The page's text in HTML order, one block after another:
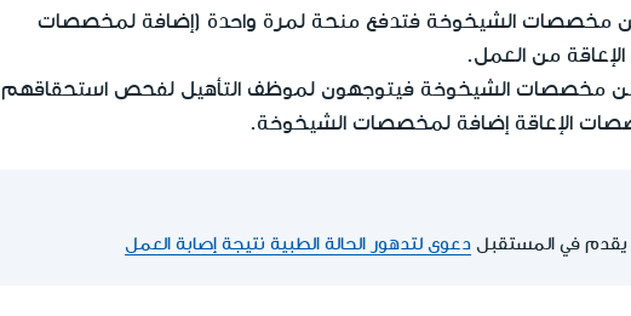
مخصصات الشيخوخة فتدفع منحة لمرة واحدة (إضافة لمخصصات
من مخصصات الشيخوخة فيتوجهون لموظف التأهيل لفحص استحقاقهم
الإعاقة إضافة لمخصصات الشيخوخة.
في المستقبل دعوى لتدهور الحالة الطبية نتيجة إصابة العمل